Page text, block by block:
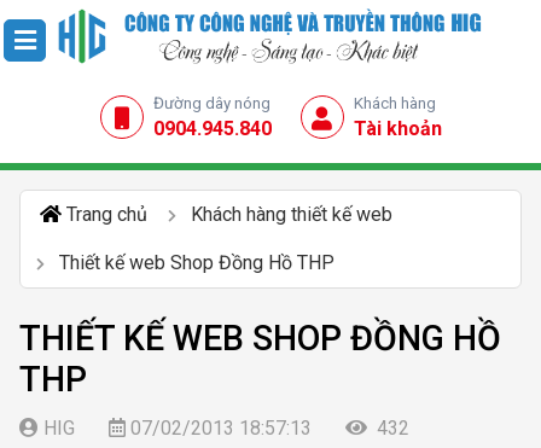
Đường dây nóng
0904.945.840
Khách hàng
Tài khoản
Trang chủ Khách hàng thiết kế web
Thiết kế web Shop Đồng Hồ THP
THIẾT KẾ WEB SHOP ĐỒNG HỒ
THP
HIG 07/02/2013 18:57:13
432